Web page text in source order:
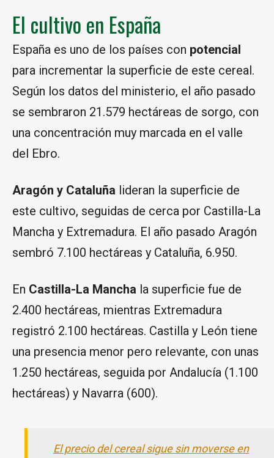
El cultivo en España
España es uno de los países con potencial
para incrementar la superficie de este cereal.
Según los datos del ministerio, el año pasado
se sembraron 21.579 hectáreas de sorgo, con
una concentración muy marcada en el valle
del Ebro.
Aragón y Cataluña lideran la superficie de
este cultivo, seguidas de cerca por Castilla-La
Mancha y Extremadura. El año pasado Aragón
sembró 7.100 hectáreas y Cataluña, 6.950.
En Castilla-La Mancha la superficie fue de
2.400 hectáreas, mientras Extremadura
registró 2.100 hectáreas. Castilla y León tiene
una presencia menor pero relevante, con unas
1.250 hectáreas, seguida por Andalucía (1.100
hectáreas) y Navarra (600).
El precio del cereal sigue sin moverse en